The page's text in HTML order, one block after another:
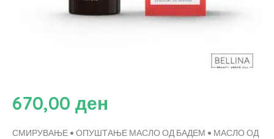
670,00 ден
СМИРУВАЊЕ • ОПУШТАЊЕ МАСЛО ОД БАДЕМ • МАСЛО ОД